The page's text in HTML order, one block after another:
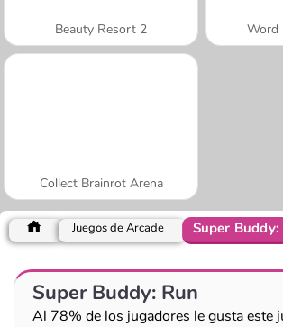
Beauty Resort 2 Word
Collect Brainrot Arena
Juegos de Arcade Super Buddy:
Super Buddy: Run
Al 78% de los jugadores le gusta este